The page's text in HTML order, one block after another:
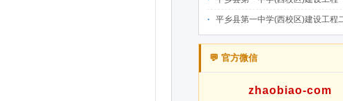
平乡县第一中学(西校区)建设工程二标段施工
💬 官方微信
zhaobiao-com